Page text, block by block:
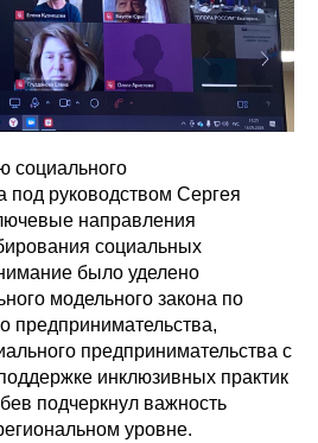
социального
под руководством Сергея
направления
социальных
было уделено
модельного закона по
предпринимательства,
предпринимательства с
инклюзивных практик
подчеркнул важность
уровне.